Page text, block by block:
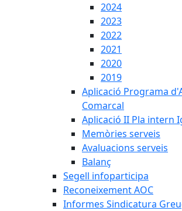
2024
2023
2022
2021
2020
2019
Aplicació Programa
Comarcal
Aplicació II Pla intern
Memòries serveis
Avaluacions serveis
Balanç
Segell infoparticipa
Reconeixement AOC
Informes Sindicatura